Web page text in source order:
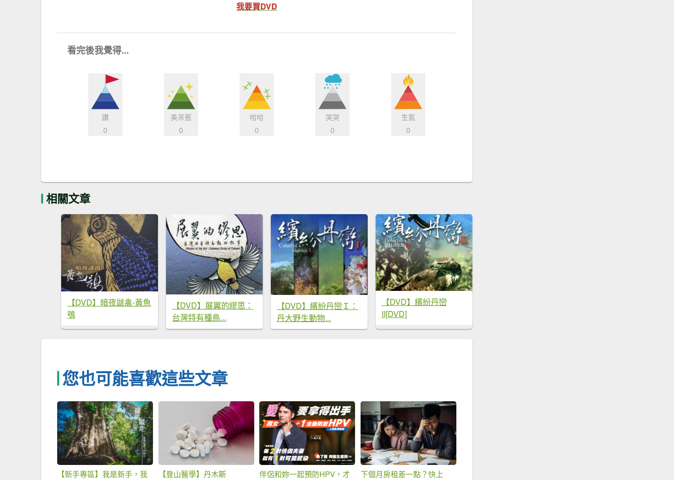
我要買DVD
看完後我覺得...
讚
0
美呆惹
0
哈哈
0
哭哭
0
生氣
0
相關文章
【DVD】暗夜謎禽-黃魚
鴞
【DVD】展翼的繆思：
台灣特有種鳥...
【DVD】繽紛丹巒Ｉ：
丹大野生動物...
【DVD】繽紛丹巒
II[DVD]
您也可能喜歡這些文章
【新手專區】我是新手，我
【登山醫學】丹木斯
伴侶和妳一起預防HPV，才
下個月房租差一點？快上